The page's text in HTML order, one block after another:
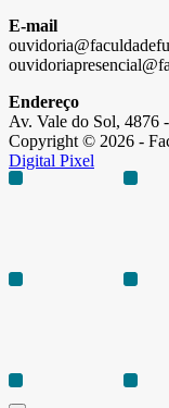
E-mail
Endereço
Av. Vale do Sol, 4876
Copyright © 2026 -
Digital Pixel